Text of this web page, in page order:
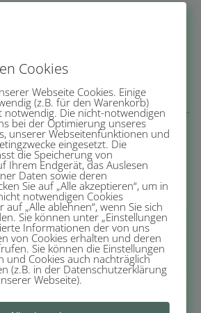
uns im Kreis, wenn möglich
verbunden mit den Elementen.
eine Schwelle, ein Erinnern daran,
Einladung, dir selbst wieder näher
zu kommen.
um zum Angebot zu kommen!
Cookies
Webseite Cookies. Einige
(z.B. für den Warenkorb)
notwendig. Die nicht-notwendigen
bei der Optimierung unseres
unserer Webseitenfunktionen und
eingesetzt. Die
die Speicherung von
Ihrem Endgerät, das Auslesen
Daten sowie deren
Sie auf „Alle akzeptieren“, um in
notwendigen Cookies
auf „Alle ablehnen“, wenn Sie sich
Sie können unter „Einstellungen
Informationen der von uns
von Cookies erhalten und deren
Sie können die Einstellungen
und Cookies auch nachträglich
(z.B. in der Datenschutzerklärung
Webseite).